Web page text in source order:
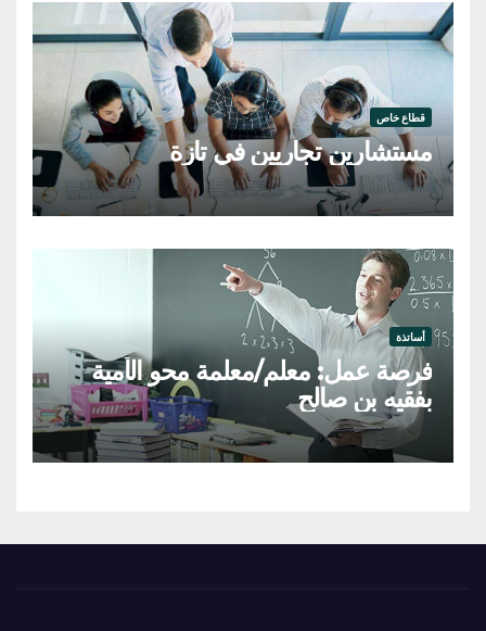
قطاع خاص
مستشارين تجاريين في تازة
أساتذة
فرصة عمل: معلم/معلمة محو الأمية
بفقيه بن صالح